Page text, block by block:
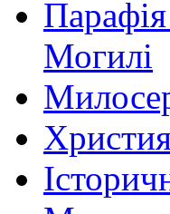
Могилі